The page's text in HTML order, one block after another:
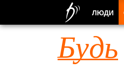
Будь
ЛЮДИ